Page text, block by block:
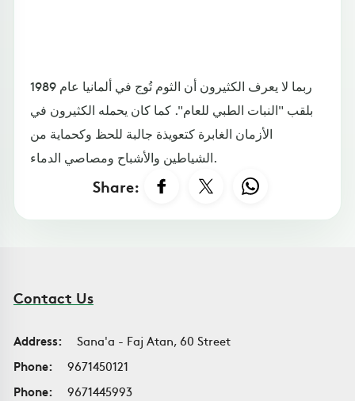
ربما لا يعرف الكثيرون أن الثوم تُوج في ألمانيا عام 1989
بلقب "النبات الطبي للعام". كما كان يحمله الكثيرون في
الأزمان الغابرة كتعويذة جالبة للحظ وكحماية من
الشياطين والأشباح ومصاصي الدماء.
Share:
Contact Us
Address:
Sana'a - Faj Atan, 60 Street
Phone:
9671450121
Phone:
9671445993